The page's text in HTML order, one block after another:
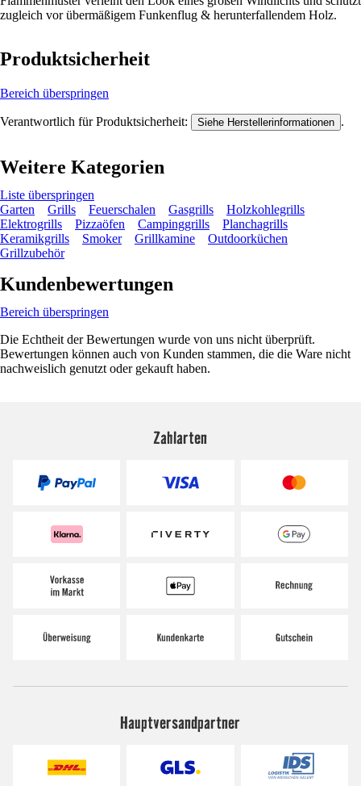
zugleich vor übermäßigem Funkenflug & herunterfallendem Holz.
Produktsicherheit
Bereich überspringen
Verantwortlich für Produktsicherheit: Siehe Herstellerinformationen .
Weitere Kategorien
Liste überspringen
Garten
Grills Feuerschalen Gasgrills
Holzkohlegrills
Elektrogrills
Pizzaöfen Campinggrills
Planchagrills
Keramikgrills
Smoker Grillkamine
Outdoorküchen
Grillzubehör
Kundenbewertungen
Bereich überspringen
Die Echtheit der Bewertungen wurde von uns nicht überprüft.
Bewertungen können auch von Kunden stammen, die die Ware nicht
nachweislich genutzt oder gekauft haben.
Zahlarten
Hauptversandpartner